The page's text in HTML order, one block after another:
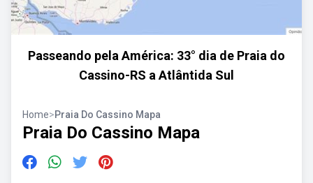
Passeando pela América: 33° dia de Praia do
Cassino-RS a Atlântida Sul
Home>Praia Do Cassino Mapa
Praia Do Cassino Mapa